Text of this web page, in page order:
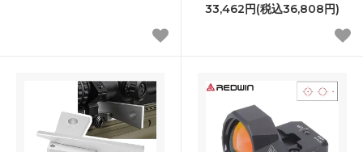
33,462円(税込36,808円)